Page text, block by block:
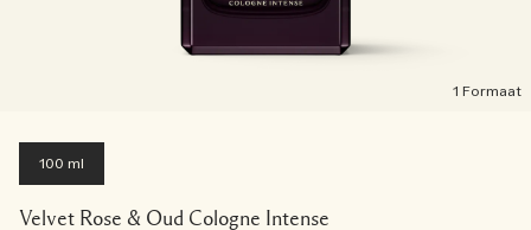
1 Formaat
100 ml
Velvet Rose & Oud Cologne Intense